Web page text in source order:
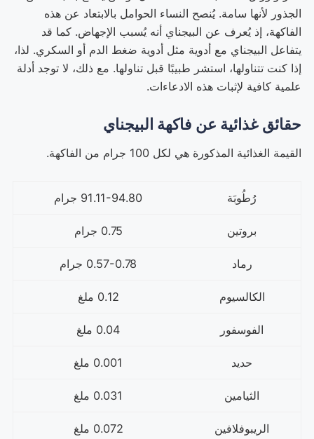
الجذور لأنها سامة. يُنصح النساء الحوامل بالابتعاد عن هذه
الفاكهة، إذ يُعرف عن البيجناي أنه يُسبب الإجهاض. كما قد
يتفاعل البيجناي مع أدوية مثل أدوية ضغط الدم أو السكري. لذا،
إذا كنت تتناولها، استشر طبيبًا قبل تناولها. مع ذلك، لا توجد أدلة
علمية كافية لإثبات هذه الادعاءات.
حقائق غذائية عن فاكهة البيجناي
القيمة الغذائية المذكورة هي لكل 100 جرام من الفاكهة.
رُطُوبَة 91.11-94.80 جرام
بروتين 0.75 جرام
رماد 0.57-0.78 جرام
الكالسيوم 0.12 ملغ
الفوسفور 0.04 ملغ
حديد 0.001 ملغ
الثيامين 0.031 ملغ
الريبوفلافين 0.072 ملغ